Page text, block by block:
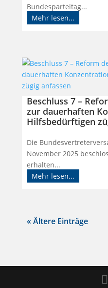
Bundesparteitag...
Mehr lesen...
Beschluss 7 –
zur dauerhaften
Hilfsbedürftigen
Die
November 2025
erhalten...
Mehr lesen...
« Ältere Einträge